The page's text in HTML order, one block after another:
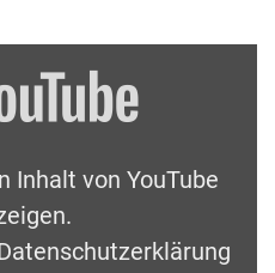
Inhalt von YouTube